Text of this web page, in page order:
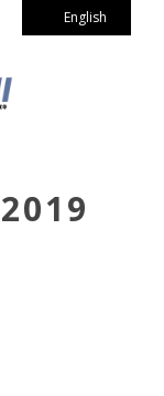
English